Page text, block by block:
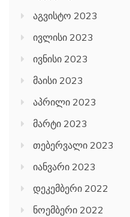
აგვისტო 2023
ივლისი 2023
ივნისი 2023
მაისი 2023
აპრილი 2023
მარტი 2023
თებერვალი 2023
იანვარი 2023
დეკემბერი 2022
ნოემბერი 2022